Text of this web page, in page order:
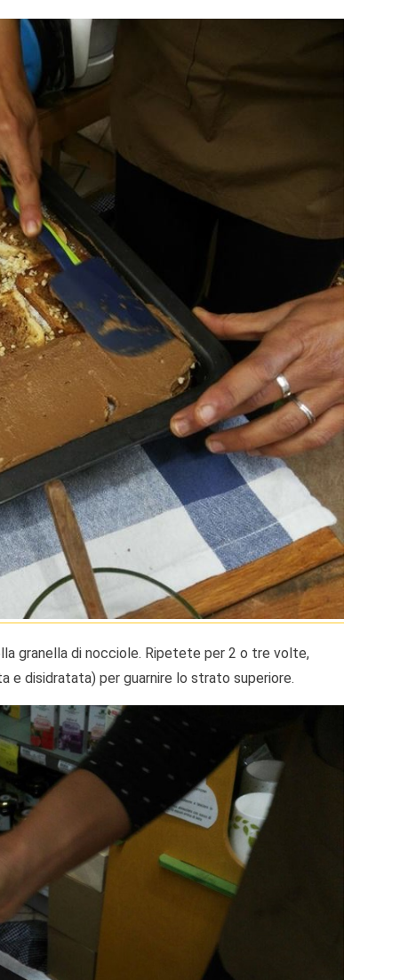
granella di nocciole. Ripetete per 2 o tre volte,
e disidratata) per guarnire lo strato superiore.